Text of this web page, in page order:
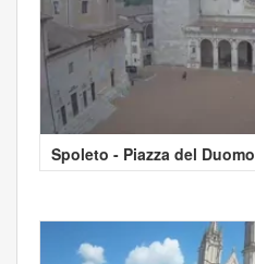
Spoleto - Piazza del Duomo